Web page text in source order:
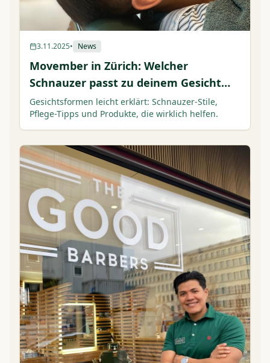
3.11.2025• News
Movember in Zürich: Welcher
Schnauzer passt zu deinem Gesicht
(plus Styling-Guide)
Gesichtsformen leicht erklärt: Schnauzer-Stile,
Pflege-Tipps und Produkte, die wirklich helfen.